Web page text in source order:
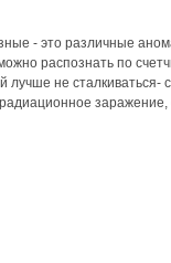
- это различные
распознать по
не сталкиваться-